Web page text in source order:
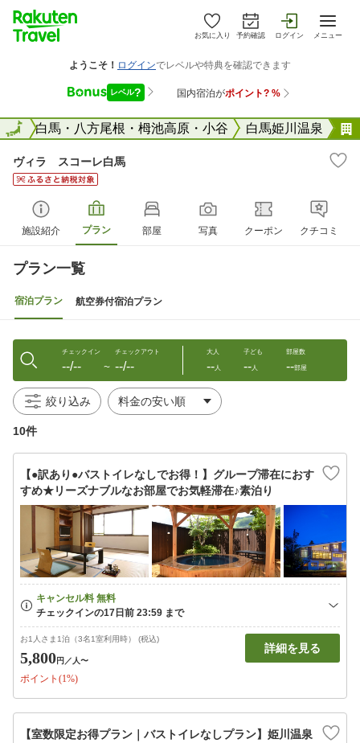
お気に入り 予約確認 ログイン メニュー
県 白馬・八方尾根・栂池高原・小谷 白馬姫川温泉
全国
ヴィラ スコーレ白馬
施設紹介 プラン 部屋 写真 クーポン クチコミ
プラン一覧
宿泊プラン 航空券付宿泊プラン
チェックイン
--/-- 〜
チェックアウト
--/--
大人
--人
子ども
--人
部屋数
--部屋
絞り込み
10件
【●訳あり●バストイレなしでお得！】グループ滞在におす
すめ★リーズナブルなお部屋でお気軽滞在♪素泊り
お1人さま1泊（3名1室利用時） (税込)
5,800円 ／人〜
ポイント(1%)
詳細を見る
【室数限定お得プラン｜バストイレなしプラン】姫川温泉